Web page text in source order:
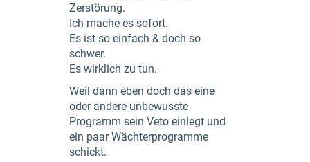
Zerstörung.
Ich mache es sofort.
Es ist so einfach & doch so
schwer.
Es wirklich zu tun.
Weil dann eben doch das eine
oder andere unbewusste
Programm sein Veto einlegt und
ein paar Wächterprogramme
schickt.